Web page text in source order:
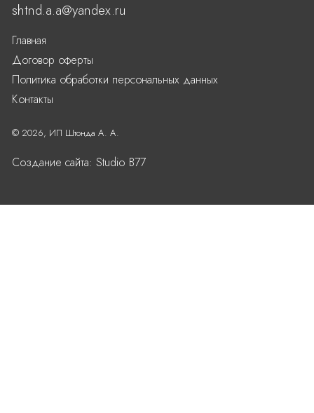
Главная
Договор оферты
Политика обработки персональных данных
Контакты
shtnd.a.a@yandex.ru
© 2026, ИП Штонда А. А.
Создание сайта: Studio B77